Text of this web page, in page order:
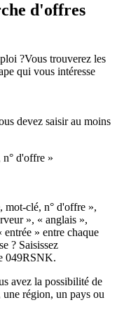
d'offres
?Vous trouverez les
qui vous intéresse
devez saisir au moins
n° d'offre »
mot-clé, n° d'offre »,
», « anglais »,
entrée » entre chaque
? Saisissez
049RSNK.
avez la possibilité de
région, un pays ou